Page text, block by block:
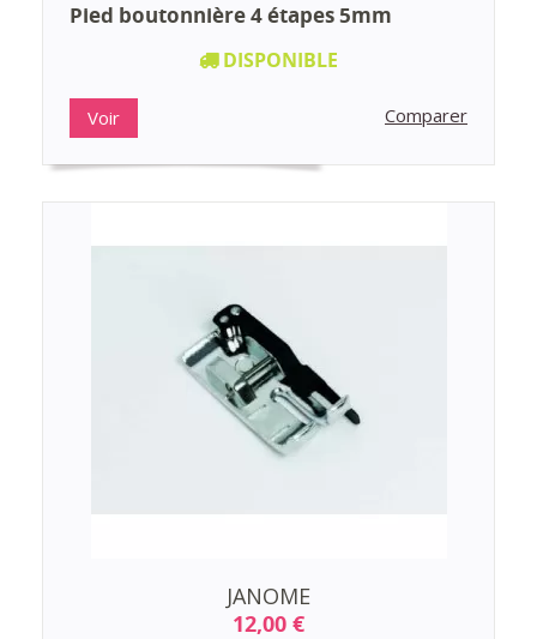
Pied boutonnière 4 étapes 5mm
DISPONIBLE
Voir Comparer
JANOME
12,00 €